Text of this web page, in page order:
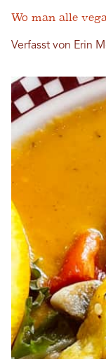
Wo man alle
Verfasst von Erin